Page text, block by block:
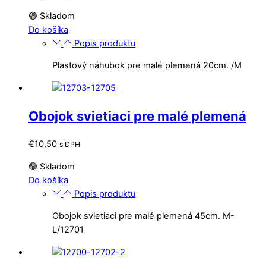
🟢 Skladom
Do košíka
Popis produktu
Plastový náhubok pre malé plemená 20cm. /M
Obojok svietiaci pre malé plemená
€10,50 s DPH
🟢 Skladom
Do košíka
Popis produktu
Obojok svietiaci pre malé plemená 45cm. M-
L/12701